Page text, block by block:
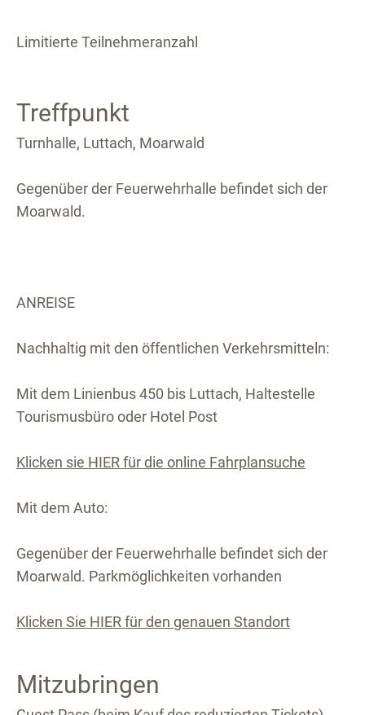
Limitierte Teilnehmeranzahl
Treffpunkt
Turnhalle, Luttach, Moarwald
Gegenüber der Feuerwehrhalle befindet sich der
Moarwald.
ANREISE
Nachhaltig mit den öffentlichen Verkehrsmitteln:
Mit dem Linienbus 450 bis Luttach, Haltestelle
Tourismusbüro oder Hotel Post
Klicken sie HIER für die online Fahrplansuche
Mit dem Auto:
Gegenüber der Feuerwehrhalle befindet sich der
Moarwald. Parkmöglichkeiten vorhanden
Klicken Sie HIER für den genauen Standort
Mitzubringen